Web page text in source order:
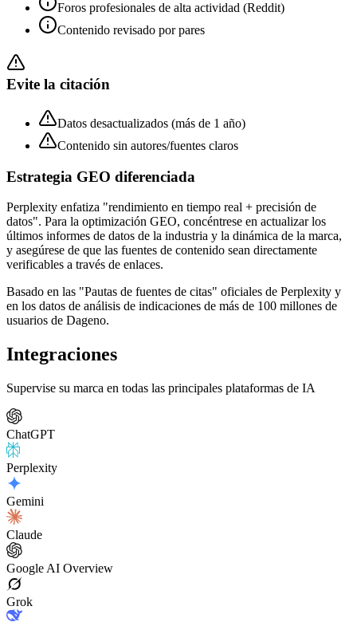
Foros profesionales de alta actividad (Reddit)
Contenido revisado por pares
Evite la citación
Datos desactualizados (más de 1 año)
Contenido sin autores/fuentes claros
Estrategia GEO diferenciada
Perplexity enfatiza "rendimiento en tiempo real + precisión de
datos". Para la optimización GEO, concéntrese en actualizar los
últimos informes de datos de la industria y la dinámica de la marca,
y asegúrese de que las fuentes de contenido sean directamente
verificables a través de enlaces.
Basado en las "Pautas de fuentes de citas" oficiales de Perplexity y
en los datos de análisis de indicaciones de más de 100 millones de
usuarios de Dageno.
Integraciones
Supervise su marca en todas las principales plataformas de IA
ChatGPT
Perplexity
Gemini
Claude
Google AI Overview
Grok